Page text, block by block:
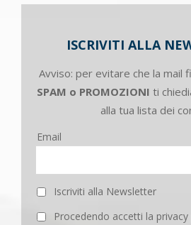
ISCRIVITI ALLA
Avviso: per evitare che la mail
SPAM o PROMOZIONI ti
alla tua lista dei
Email
Iscriviti alla Newsletter
Procedendo accetti la privacy